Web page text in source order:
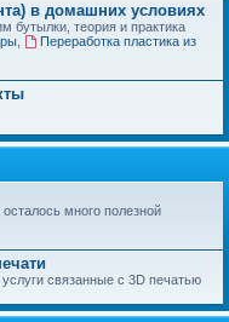
в домашних условиях
бутылки, теория и практика
,
Переработка пластика из
много полезной
связанные с 3D печатью